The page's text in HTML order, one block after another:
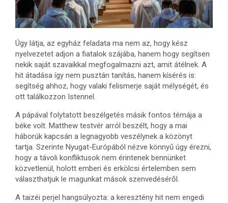
Úgy látja, az egyház feladata ma nem az, hogy kész
nyelvezetet adjon a fiatalok szájába, hanem hogy segítsen
nekik saját szavaikkal megfogalmazni azt, amit átélnek. A
hit átadása így nem pusztán tanítás, hanem kísérés is:
segítség ahhoz, hogy valaki felismerje saját mélységét, és
ott találkozzon Istennel.
A pápával folytatott beszélgetés másik fontos témája a
béke volt. Matthew testvér arról beszélt, hogy a mai
háborúk kapcsán a legnagyobb veszélynek a közönyt
tartja. Szerinte Nyugat-Európából nézve könnyű úgy érezni,
hogy a távoli konfliktusok nem érintenek bennünket
közvetlenül, holott emberi és erkölcsi értelemben sem
választhatjuk le magunkat mások szenvedéséről.
A taizéi perjel hangsúlyozta: a keresztény hit nem engedi